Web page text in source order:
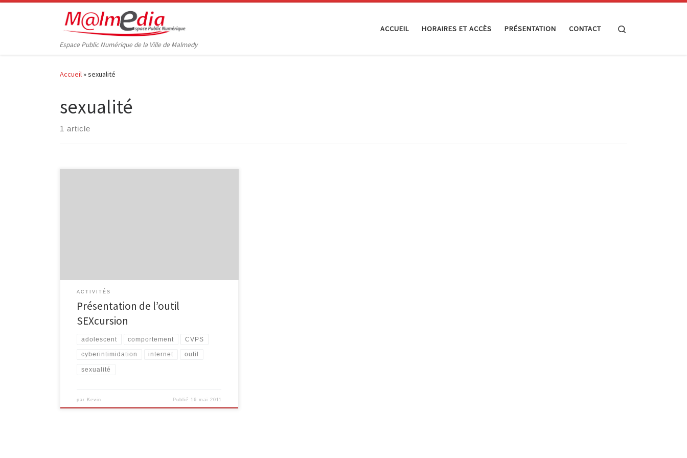
Passer au contenu
Espace Public Numérique de la Ville de Malmedy
ACCUEIL HORAIRES ET ACCÈS PRÉSENTATION CONTACT
Accueil »sexualité
sexualité
1 article
ACTIVITÉS
Présentation de l’outil
SEXcursion
adolescent comportement CVPS
cyberintimidation internet outil
sexualité
par Kevin Publié 16 mai 2011